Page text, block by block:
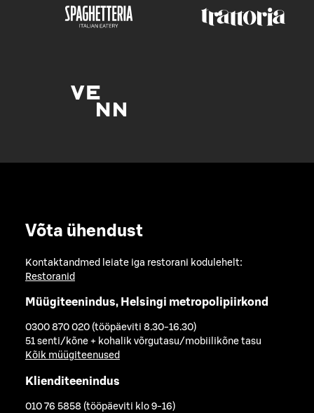
Võta ühendust
Kontaktandmed leiate iga restorani kodulehelt:
Restoranid
Müügiteenindus, Helsingi metropolipiirkond
0300 870 020 (tööpäeviti 8.30-16.30)
51 senti/kõne + kohalik võrgutasu/mobiilikõne tasu
Kõik müügiteenused
Klienditeenindus
010 76 5858 (tööpäeviti klo 9-16)